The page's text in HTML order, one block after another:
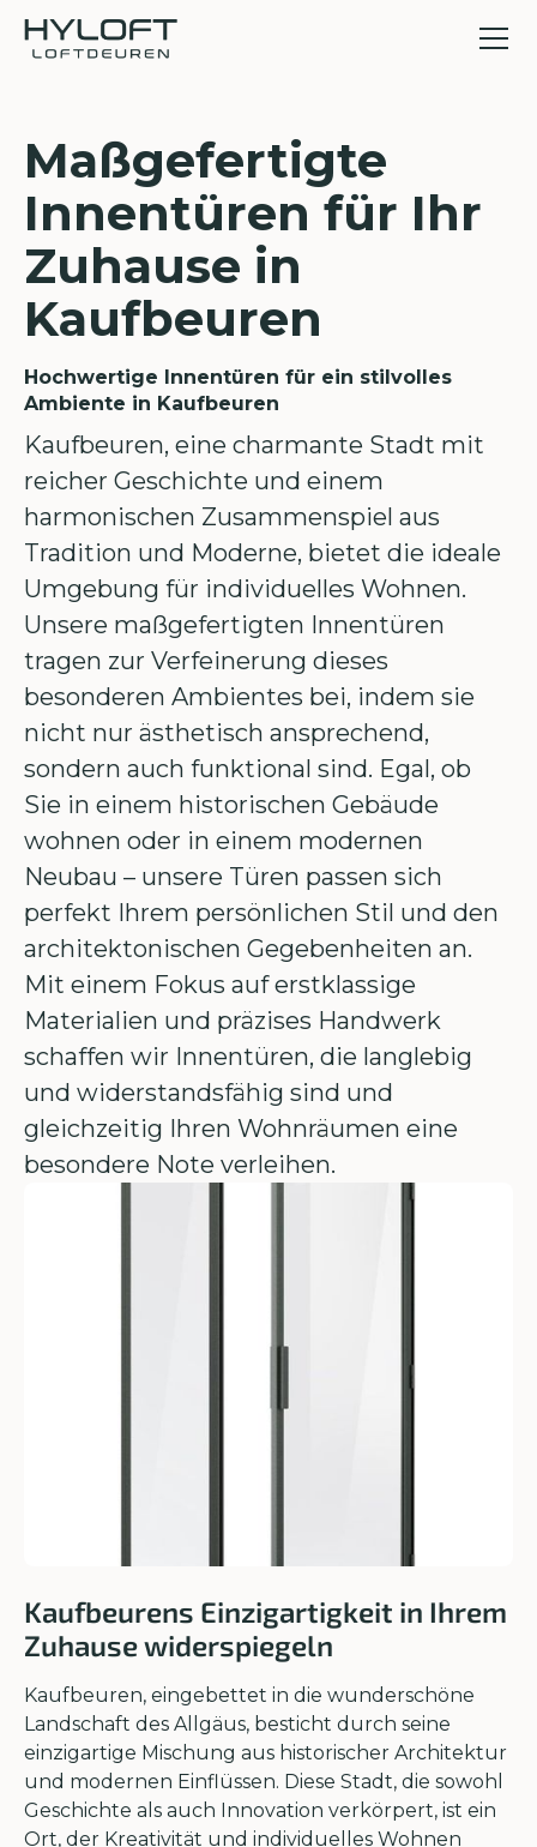
Maßgefertigte
Innentüren für Ihr
Zuhause in
Kaufbeuren
Hochwertige Innentüren für ein stilvolles
Ambiente in Kaufbeuren
Kaufbeuren, eine charmante Stadt mit
reicher Geschichte und einem
harmonischen Zusammenspiel aus
Tradition und Moderne, bietet die ideale
Umgebung für individuelles Wohnen.
Unsere maßgefertigten Innentüren
tragen zur Verfeinerung dieses
besonderen Ambientes bei, indem sie
nicht nur ästhetisch ansprechend,
sondern auch funktional sind. Egal, ob
Sie in einem historischen Gebäude
wohnen oder in einem modernen
Neubau – unsere Türen passen sich
perfekt Ihrem persönlichen Stil und den
architektonischen Gegebenheiten an.
Mit einem Fokus auf erstklassige
Materialien und präzises Handwerk
schaffen wir Innentüren, die langlebig
und widerstandsfähig sind und
gleichzeitig Ihren Wohnräumen eine
besondere Note verleihen.
Kaufbeurens Einzigartigkeit in Ihrem
Zuhause widerspiegeln
Kaufbeuren, eingebettet in die wunderschöne
Landschaft des Allgäus, besticht durch seine
einzigartige Mischung aus historischer Architektur
und modernen Einflüssen. Diese Stadt, die sowohl
Geschichte als auch Innovation verkörpert, ist ein
Ort, der Kreativität und individuelles Wohnen